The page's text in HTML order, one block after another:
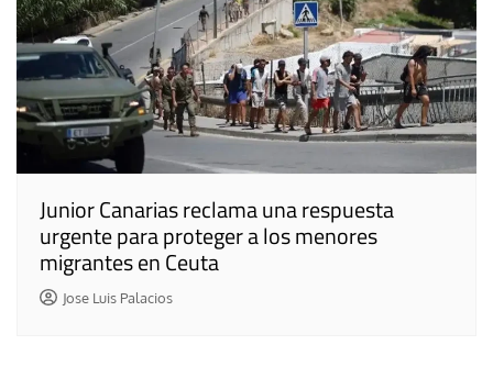
Junior Canarias reclama una respuesta
urgente para proteger a los menores
migrantes en Ceuta
Jose Luis Palacios